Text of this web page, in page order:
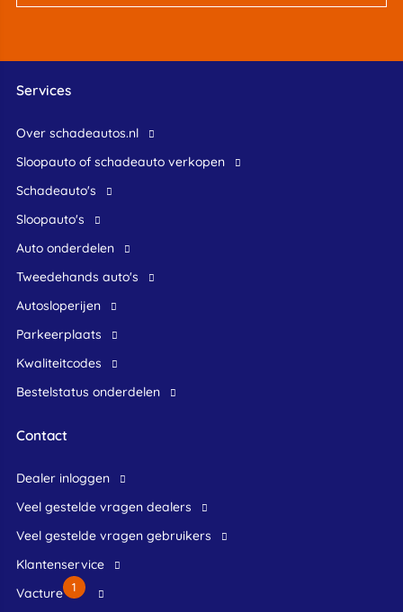
Services
Over schadeautos.nl
Sloopauto of schadeauto verkopen
Schadeauto's
Sloopauto's
Auto onderdelen
Tweedehands auto's
Autosloperijen
Parkeerplaats
Kwaliteitcodes
Bestelstatus onderdelen
Contact
dealer inloggen
veel gestelde vragen dealers
veel gestelde vragen gebruikers
klantenservice
Vacture
1